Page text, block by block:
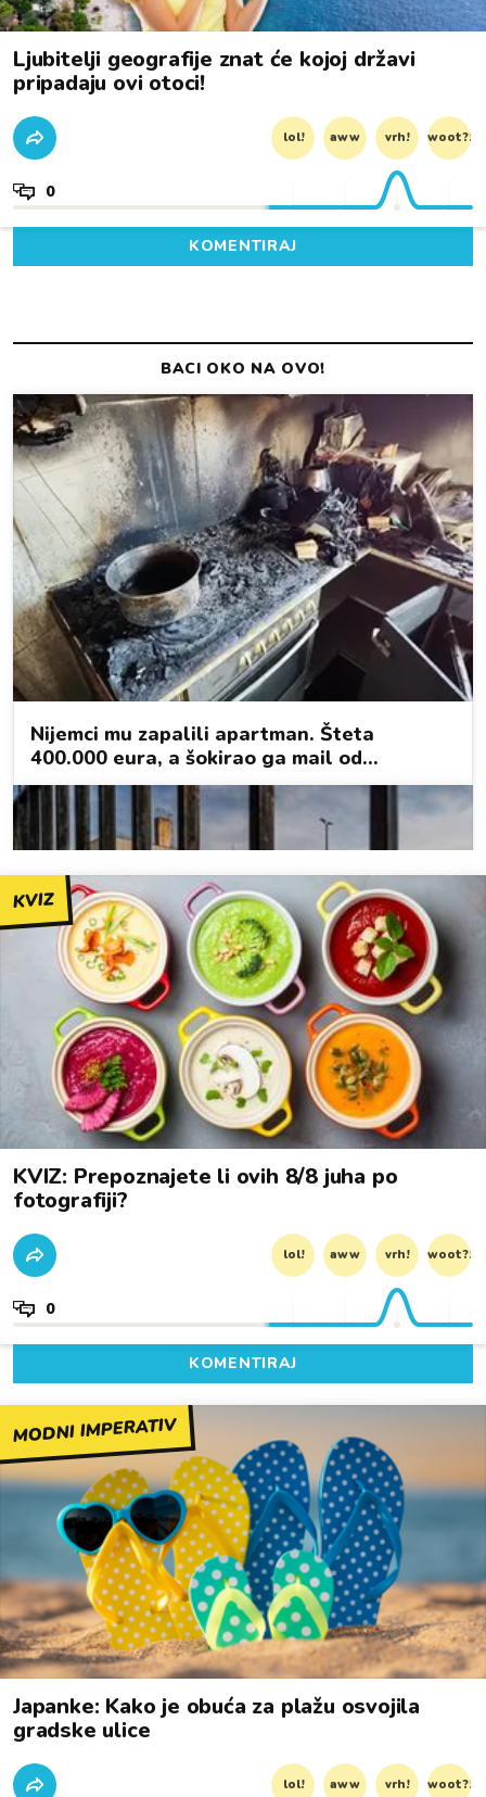
Ljubitelji geografije znat će kojoj državi
pripadaju ovi otoci!
lol! aww vrh! woot?!
0
KOMENTIRAJ
KVIZ
KVIZ: Prepoznajete li ovih 8/8 juha po
fotografiji?
lol! aww vrh! woot?!
0
KOMENTIRAJ
MODNI IMPERATIV
Japanke: Kako je obuća za plažu osvojila
gradske ulice
lol! aww vrh! woot?!